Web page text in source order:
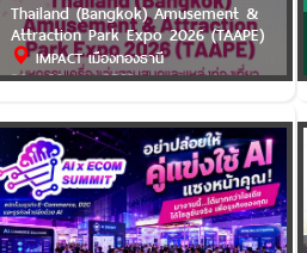
Thailand (Bangkok) Amusement &
Attraction Park Expo 2026 (TAAPE)
IMPACT เมืองทองธานี
29 - 31 ต.ค. 2569